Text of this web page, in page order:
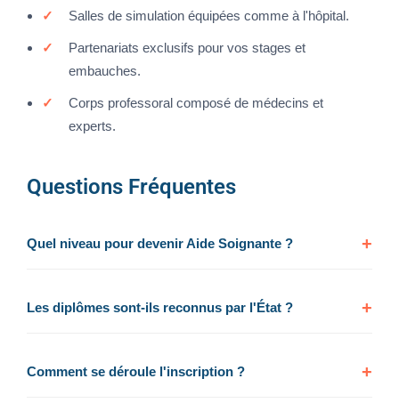
Salles de simulation équipées comme à l'hôpital.
Partenariats exclusifs pour vos stages et
embauches.
Corps professoral composé de médecins et
experts.
Questions Fréquentes
Quel niveau pour devenir Aide Soignante ?
Les diplômes sont-ils reconnus par l'État ?
Comment se déroule l'inscription ?